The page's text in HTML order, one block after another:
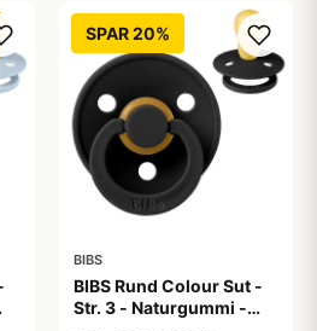
SPAR 20%
BIBS
BIBS Rund Colour Sut -
Str. 3 - Naturgummi -